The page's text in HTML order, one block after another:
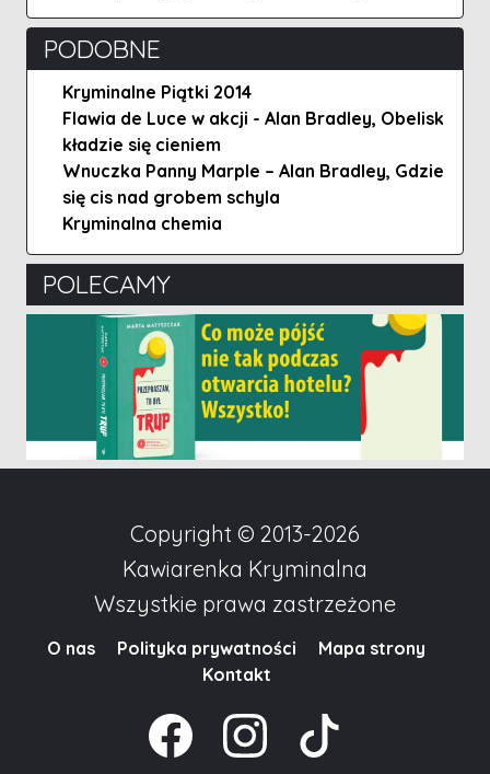
PODOBNE
Kryminalne Piątki 2014
Flawia de Luce w akcji - Alan Bradley, Obelisk
kładzie się cieniem
Wnuczka Panny Marple – Alan Bradley, Gdzie
się cis nad grobem schyla
Kryminalna chemia
POLECAMY
Copyright © 2013-2026
Kawiarenka Kryminalna
Wszystkie prawa zastrzeżone
O nas Polityka prywatności
Mapa strony
Kontakt